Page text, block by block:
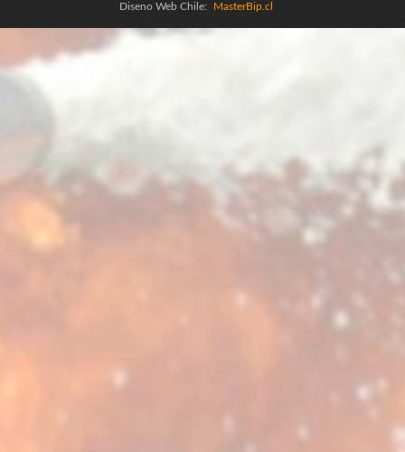
Diseno Web Chile: MasterBip.cl